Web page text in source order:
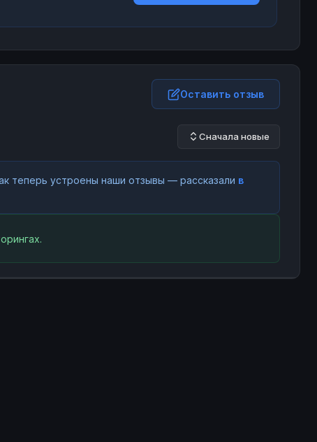
Оставить отзыв
Сначала новые
теперь устроены наши отзывы — рассказали в